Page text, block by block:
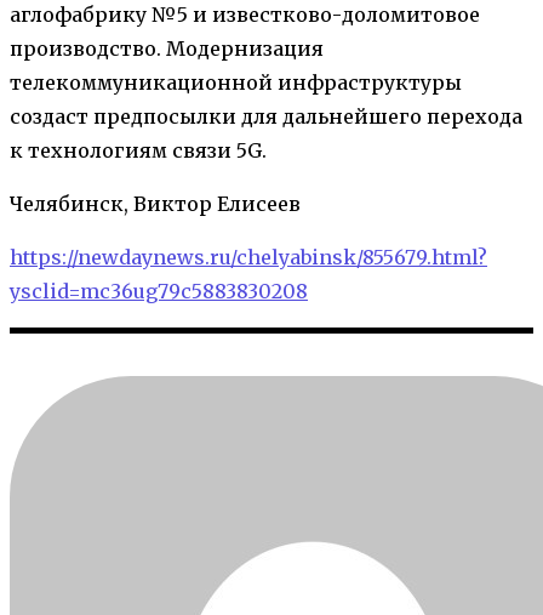
аглофабрику №5 и известково-доломитовое
производство. Модернизация
телекоммуникационной инфраструктуры
создаст предпосылки для дальнейшего перехода
к технологиям связи 5G.
Челябинск, Виктор Елисеев
https://newdaynews.ru/chelyabinsk/855679.html?
ysclid=mc36ug79c5883830208